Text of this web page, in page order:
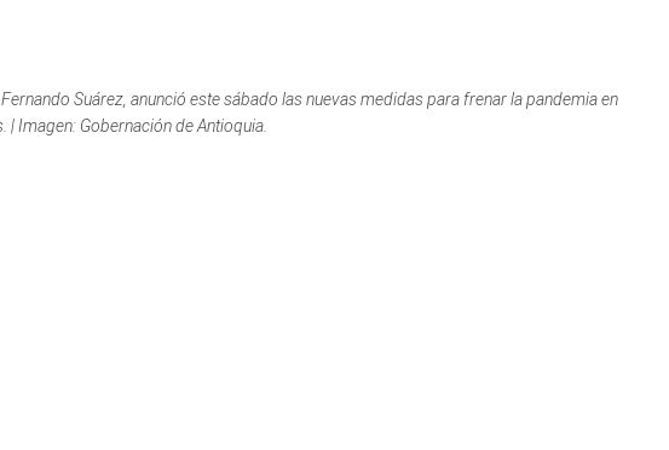
Suárez, anunció este sábado las nuevas medidas para frenar la pandemia en
| Imagen: Gobernación de Antioquia.